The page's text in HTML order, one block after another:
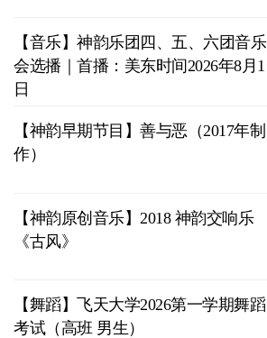
【音乐】神韵乐团四、五、六团音乐
会选播｜首播：美东时间2026年8月1
日
【神韵早期节目】善与恶（2017年制
作）
【神韵原创音乐】2018 神韵交响乐
《古风》
【舞蹈】飞天大学2026第一学期舞蹈
考试（高班 男生）